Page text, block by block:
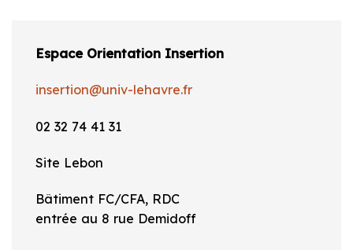
Espace Orientation Insertion
insertion@univ-lehavre.fr
02 32 74 41 31
Site Lebon
Bâtiment FC/CFA, RDC
entrée au 8 rue Demidoff